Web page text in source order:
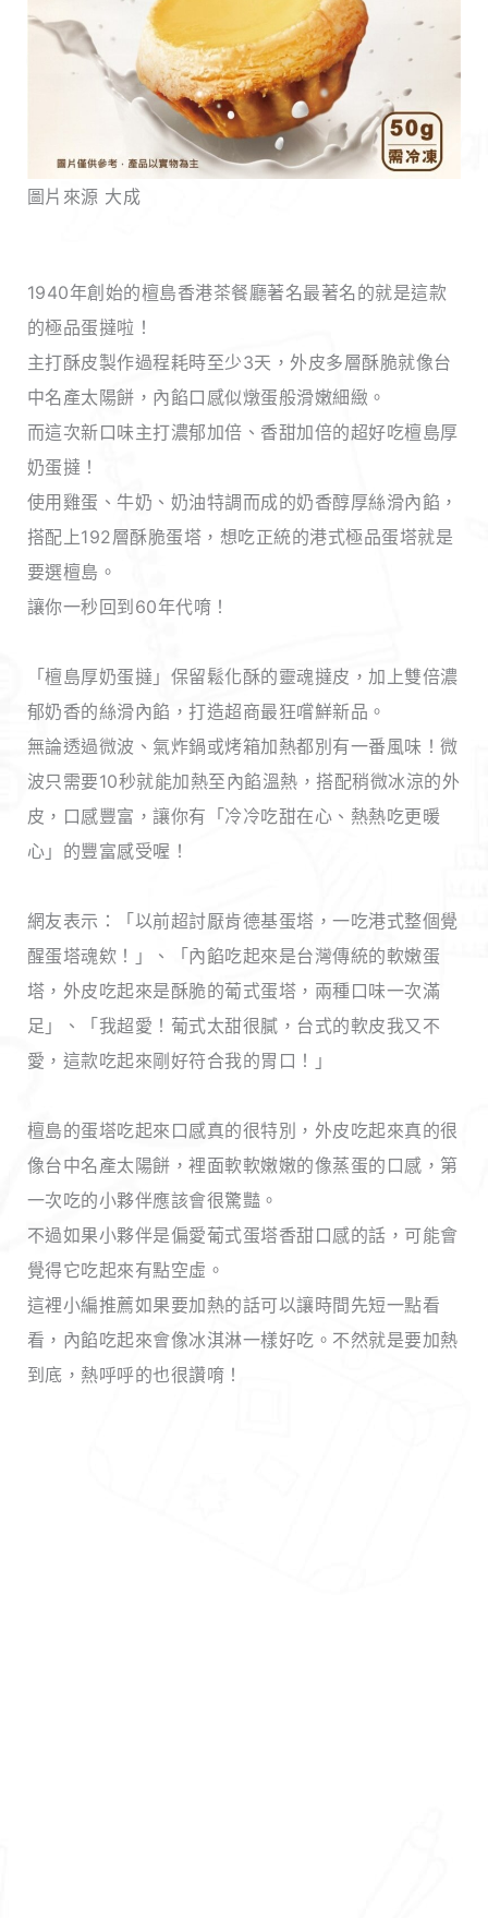
圖片來源 大成
1940年創始的檀島香港茶餐廳著名最著名的就是這款
的極品蛋撻啦！
主打酥皮製作過程耗時至少3天，外皮多層酥脆就像台
中名產太陽餅，內餡口感似燉蛋般滑嫩細緻。
而這次新口味主打濃郁加倍、香甜加倍的超好吃檀島厚
奶蛋撻！
使用雞蛋、牛奶、奶油特調而成的奶香醇厚絲滑內餡，
搭配上192層酥脆蛋塔，想吃正統的港式極品蛋塔就是
要選檀島。
讓你一秒回到60年代唷！
「檀島厚奶蛋撻」保留鬆化酥的靈魂撻皮，加上雙倍濃
郁奶香的絲滑內餡，打造超商最狂嚐鮮新品。
無論透過微波、氣炸鍋或烤箱加熱都別有一番風味！微
波只需要10秒就能加熱至內餡溫熱，搭配稍微冰涼的外
皮，口感豐富，讓你有「冷冷吃甜在心、熱熱吃更暖
心」的豐富感受喔！
網友表示：「以前超討厭肯德基蛋塔，一吃港式整個覺
醒蛋塔魂欸！」、「內餡吃起來是台灣傳統的軟嫩蛋
塔，外皮吃起來是酥脆的葡式蛋塔，兩種口味一次滿
足」、「我超愛！葡式太甜很膩，台式的軟皮我又不
愛，這款吃起來剛好符合我的胃口！」
檀島的蛋塔吃起來口感真的很特別，外皮吃起來真的很
像台中名產太陽餅，裡面軟軟嫩嫩的像蒸蛋的口感，第
一次吃的小夥伴應該會很驚豔。
不過如果小夥伴是偏愛葡式蛋塔香甜口感的話，可能會
覺得它吃起來有點空虛。
這裡小編推薦如果要加熱的話可以讓時間先短一點看
看，內餡吃起來會像冰淇淋一樣好吃。不然就是要加熱
到底，熱呼呼的也很讚唷！